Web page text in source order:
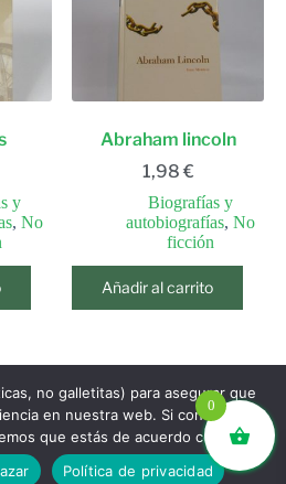
y
, No
Abraham lincoln
1,98 €
Biografías y
autobiografías, No
ficción
Añadir al carrito
SIGUIENTE
para el mundo 💚 |
0
no galletitas) para asegurar que
en nuestra web. Si continúas
que estás de acuerdo con ello.
Política de privacidad